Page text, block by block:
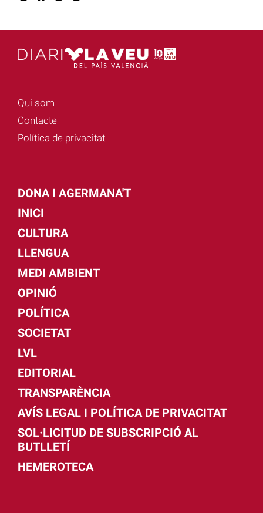
Qui som
Contacte
Política de privacitat
DONA I AGERMANA'T
INICI
CULTURA
LLENGUA
MEDI AMBIENT
OPINIÓ
POLÍTICA
SOCIETAT
LVL
EDITORIAL
TRANSPARÈNCIA
AVÍS LEGAL I POLÍTICA DE PRIVACITAT
SOL·LICITUD DE SUBSCRIPCIÓ AL
BUTLLETÍ
HEMEROTECA